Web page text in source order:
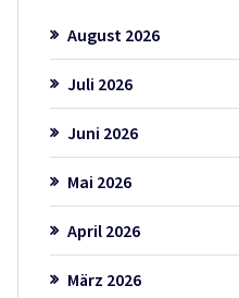
August 2026
Juli 2026
Juni 2026
Mai 2026
April 2026
März 2026